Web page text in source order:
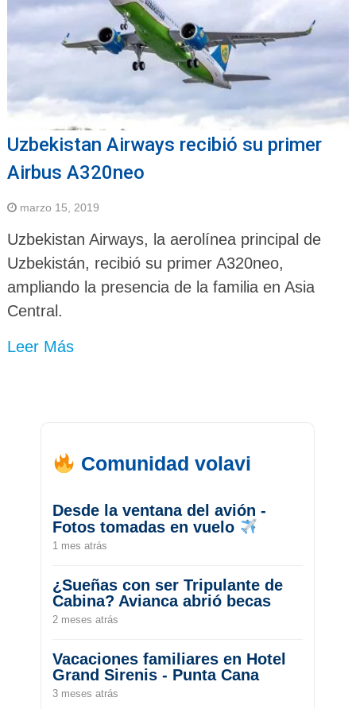
Uzbekistan Airways recibió su primer
Airbus A320neo
marzo 15, 2019
Uzbekistan Airways, la aerolínea principal de
Uzbekistán, recibió su primer A320neo,
ampliando la presencia de la familia en Asia
Central.
Leer Más
Comunidad volavi
Desde la ventana del avión -
Fotos tomadas en vuelo
1 mes atrás
¿Sueñas con ser Tripulante de
Cabina? Avianca abrió becas
2 meses atrás
Vacaciones familiares en Hotel
Grand Sirenis - Punta Cana
3 meses atrás